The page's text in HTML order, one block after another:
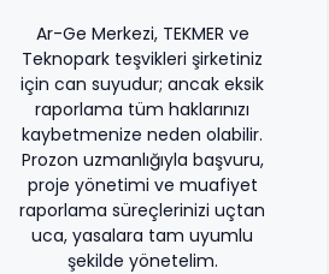
Ar-Ge Merkezi, TEKMER ve
Teknopark teşvikleri şirketiniz
için can suyudur; ancak eksik
raporlama tüm haklarınızı
kaybetmenize neden olabilir.
Prozon uzmanlığıyla başvuru,
proje yönetimi ve muafiyet
raporlama süreçlerinizi uçtan
uca, yasalara tam uyumlu
şekilde yönetelim.